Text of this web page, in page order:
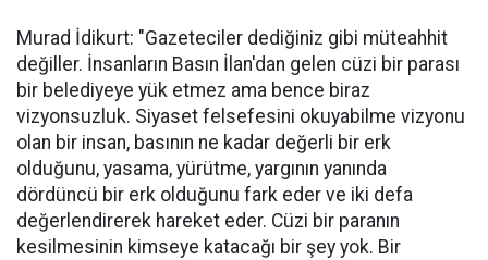
Murad İdikurt: "Gazeteciler dediğiniz gibi müteahhit
değiller. İnsanların Basın İlan'dan gelen cüzi bir parası
bir belediyeye yük etmez ama bence biraz
vizyonsuzluk. Siyaset felsefesini okuyabilme vizyonu
olan bir insan, basının ne kadar değerli bir erk
olduğunu, yasama, yürütme, yargının yanında
dördüncü bir erk olduğunu fark eder ve iki defa
değerlendirerek hareket eder. Cüzi bir paranın
kesilmesinin kimseye katacağı bir şey yok. Bir